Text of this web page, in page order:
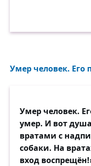
Умер человек. Его
Умер человек.
умер. И вот
вратами с
собаки. На
вход